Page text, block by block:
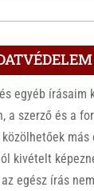
egyéb írásaim
a szerző és a
más
kivételt
egész írás